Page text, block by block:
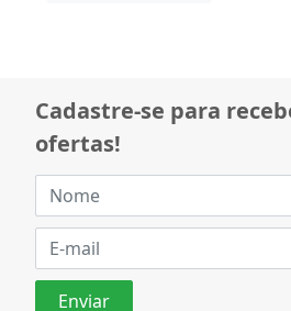
Cadastre-se para
ofertas!